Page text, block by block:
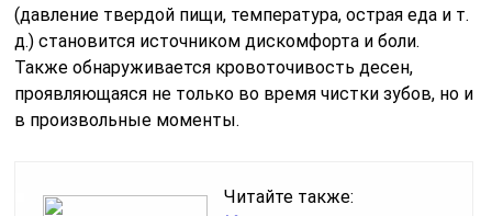
(давление твердой пищи, температура, острая еда и т.
д.) становится источником дискомфорта и боли.
Также обнаруживается кровоточивость десен,
проявляющаяся не только во время чистки зубов, но и
в произвольные моменты.
Читайте также: